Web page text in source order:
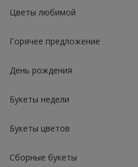
Цветы любимой
Горячее предложение
День рождения
Букеты недели
Букеты цветов
Сборные букеты